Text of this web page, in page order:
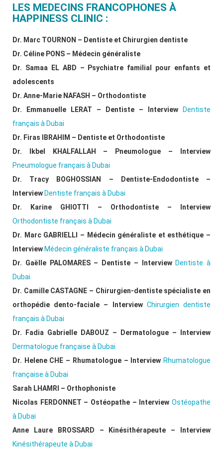
LES MEDECINS FRANCOPHONES À
HAPPINESS CLINIC :
Dr. Marc TOURNON – Dentiste et Chirurgien dentiste
Dr. Céline PONS – Médecin généraliste
Dr. Samaa EL ABD – Psychiatre familial pour enfants et
adolescents
Dr. Anne-Marie NAFASH – Orthodontiste
Dr. Emmanuelle LERAT – Dentiste – Interview Dentiste
français à Dubai
Dr. Firas IBRAHIM – Dentiste et Orthodontiste
Dr. Ikbel KHALFALLAH – Pneumologue – Interview
Pneumologue français à Dubai
Dr. Tracy BOGHOSSIAN – Dentiste-Endodontiste –
InterviewDentiste français à Dubai
Dr. Karine GHIOTTI – Orthodontiste – Interview
Orthodontiste français à Dubai
Dr. Marc GABRIELLI – Médecin généraliste et esthétique –
InterviewMédecin généraliste français à Dubai
Dr. Gaëlle PALOMARES – Dentiste – Interview Dentiste à
Dubai
Dr. Camille CASTAGNE – Chirurgien-dentiste spécialiste en
orthopédie dento-faciale – Interview Chirurgien dentiste
français à Dubai
Dr. Fadia Gabrielle DABOUZ – Dermatologue – Interview
Dermatologue française à Dubai
Dr. Helene CHE – Rhumatologue – Interview Rhumatologue
française à Dubai
Sarah LHAMRI – Orthophoniste
Nicolas FERDONNET – Ostéopathe – Interview Ostéopathe
à Dubai
Anne Laure BROSSARD – Kinésithérapeute – Interview
Kinésithérapeute à Dubai